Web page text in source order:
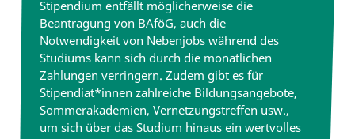
Stipendium entfällt möglicherweise die
Beantragung von BAföG, auch die
Notwendigkeit von Nebenjobs während des
Studiums kann sich durch die monatlichen
Zahlungen verringern. Zudem gibt es für
Stipendiat*innen zahlreiche Bildungsangebote,
Sommerakademien, Vernetzungstreffen usw.,
um sich über das Studium hinaus ein wertvolles